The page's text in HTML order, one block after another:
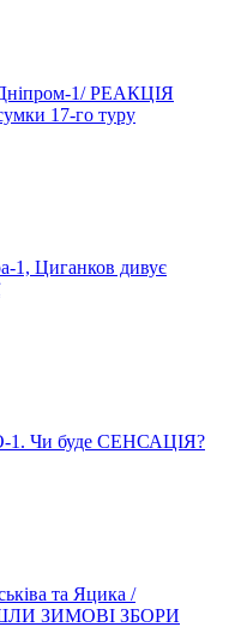
Дніпром-1/ РЕАКЦІЯ
17-го туру
1, Циганков дивує
Чи буде СЕНСАЦІЯ?
та Яцика /
ЗИМОВІ ЗБОРИ